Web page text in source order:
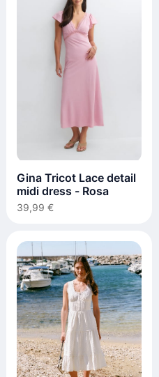
Gina Tricot Lace detail
midi dress - Rosa
39,99 €